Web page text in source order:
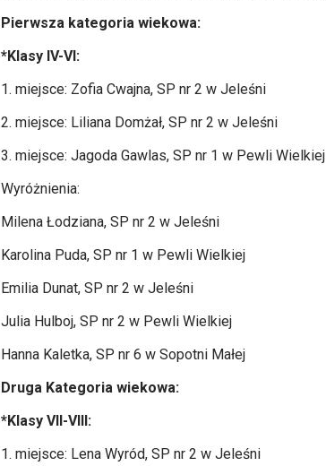
Pierwsza kategoria wiekowa:
*Klasy IV-VI:
1. miejsce: Zofia Cwajna, SP nr 2 w Jeleśni
2. miejsce: Liliana Domżał, SP nr 2 w Jeleśni
3. miejsce: Jagoda Gawlas, SP nr 1 w Pewli Wielkiej
Wyróżnienia:
Milena Łodziana, SP nr 2 w Jeleśni
Karolina Puda, SP nr 1 w Pewli Wielkiej
Emilia Dunat, SP nr 2 w Jeleśni
Julia Hulboj, SP nr 2 w Pewli Wielkiej
Hanna Kaletka, SP nr 6 w Sopotni Małej
Druga Kategoria wiekowa:
*Klasy VII-VIII:
1. miejsce: Lena Wyród, SP nr 2 w Jeleśni